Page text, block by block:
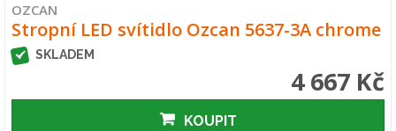
OZCAN
Stropní LED svítidlo Ozcan 5637-3A chrome
SKLADEM
4 667 Kč
KOUPIT